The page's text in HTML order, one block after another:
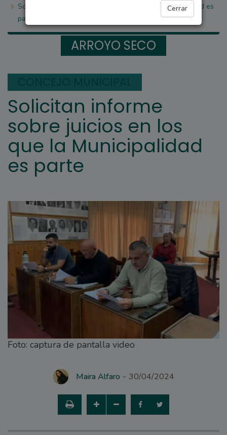
Cerrar
Solicitan informe sobre juicios en los que la Municipalidad es
parte
ARROYO SECO
Solicitan informe
sobre juicios en los
que la Municipalidad
es parte
Foto: captura de pantalla video
Maira Alfaro 30/04/2024